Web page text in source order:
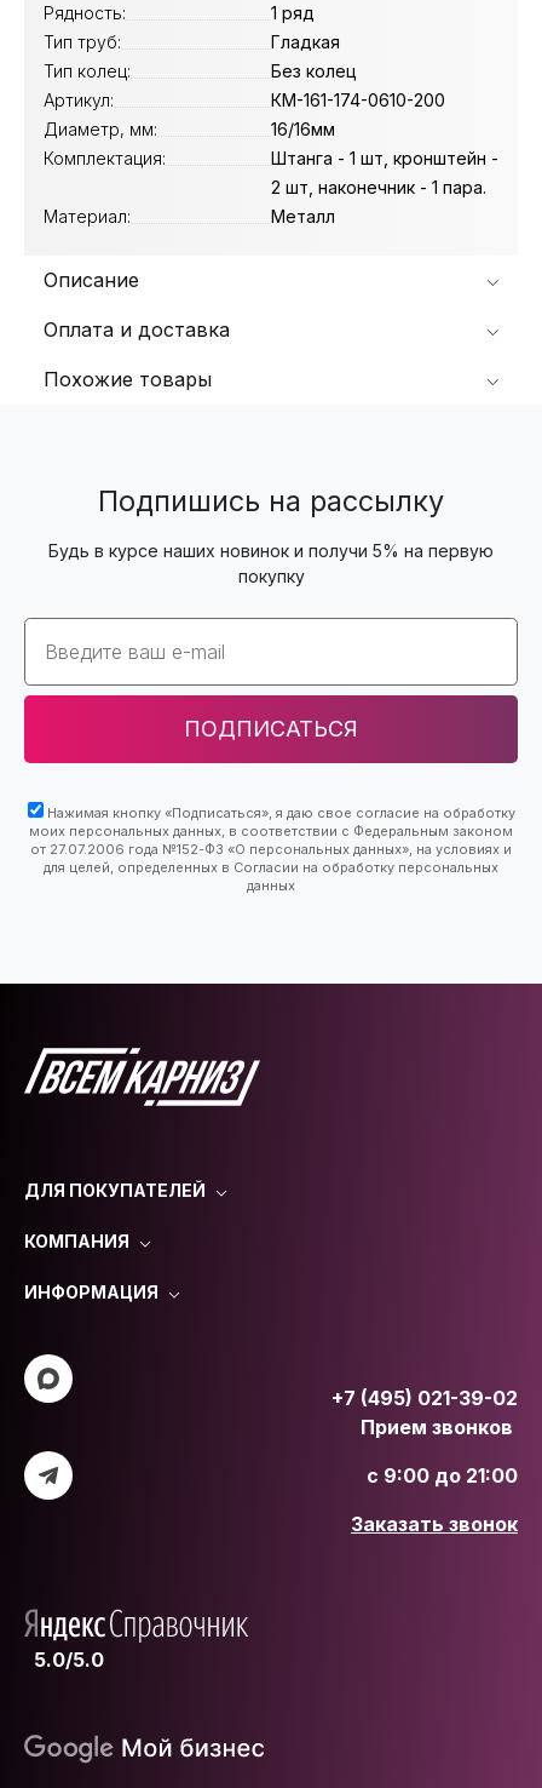
Рядность:
1 ряд
Тип труб:
Гладкая
Тип колец:
Без колец
Артикул:
КМ-161-174-0610-200
Диаметр, мм:
16/16мм
Комплектация:
Штанга - 1 шт, кронштейн -
2 шт, наконечник - 1 пара.
Материал:
Металл
Описание
Оплата и доставка
Похожие товары
Подпишись на рассылку
Будь в курсе наших новинок и получи 5% на первую
покупку
Email
ПОДПИСАТЬСЯ
Нажимая кнопку «Подписаться», я даю свое согласие на обработку
моих персональных данных, в соответствии с Федеральным законом
от 27.07.2006 года №152-ФЗ «О персональных данных», на условиях и
для целей, определенных в Согласии на обработку персональных
данных
ДЛЯ ПОКУПАТЕЛЕЙ
КОМПАНИЯ
ИНФОРМАЦИЯ
+7 (495) 021-39-02
Прием звонков
с 9:00 до 21:00
Заказать звонок
5.0/5.0